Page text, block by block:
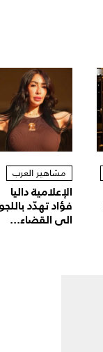
مشاهير العرب
الإعلامية داليا
فؤاد تهدّد
الى القضاء...